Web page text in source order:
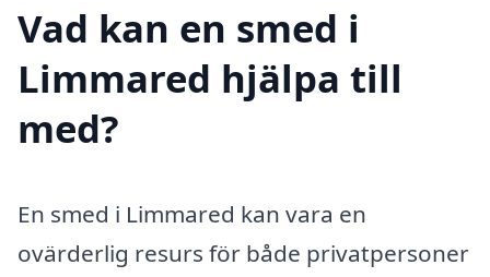
Vad kan en smed i
Limmared hjälpa till
med?
En smed i Limmared kan vara en
ovärderlig resurs för både privatpersoner